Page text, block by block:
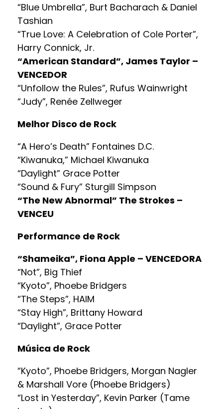
“Blue Umbrella”, Burt Bacharach & Daniel
Tashian
“True Love: A Celebration of Cole Porter”,
Harry Connick, Jr.
“American Standard”, James Taylor –
VENCEDOR
“Unfollow the Rules”, Rufus Wainwright
“Judy”, Renée Zellweger
Melhor Disco de Rock
“A Hero’s Death” Fontaines D.C.
“Kiwanuka,” Michael Kiwanuka
“Daylight” Grace Potter
“Sound & Fury” Sturgill Simpson
“The New Abnormal” The Strokes –
VENCEU
Performance de Rock
“Shameika”, Fiona Apple – VENCEDORA
“Not”, Big Thief
“Kyoto”, Phoebe Bridgers
“The Steps”, HAIM
“Stay High”, Brittany Howard
“Daylight”, Grace Potter
Música de Rock
“Kyoto”, Phoebe Bridgers, Morgan Nagler
& Marshall Vore (Phoebe Bridgers)
“Lost in Yesterday”, Kevin Parker (Tame